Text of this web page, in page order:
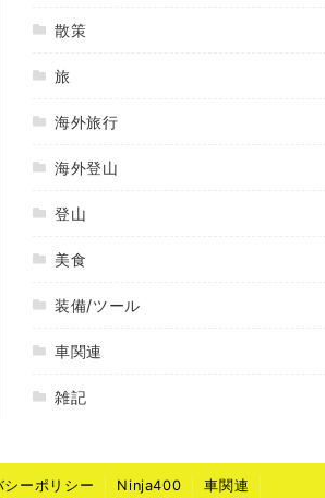
散策
旅
海外旅行
海外登山
登山
美食
装備/ツール
車関連
雑記
シーポリシー Ninja400 車関連